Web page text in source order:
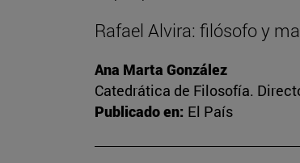
Rafael Alvira: filósofo y
Ana Marta González
Catedrática de Filosofía.
Publicado en: El País